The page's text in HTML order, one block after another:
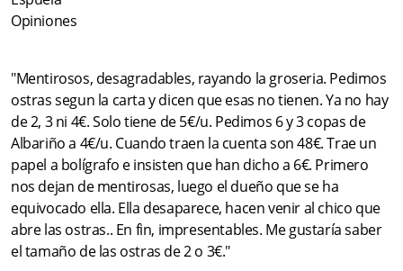
"Mentirosos, desagradables, rayando la groseria. Pedimos
ostras segun la carta y dicen que esas no tienen. Ya no hay
de 2, 3 ni 4€. Solo tiene de 5€/u. Pedimos 6 y 3 copas de
Albariño a 4€/u. Cuando traen la cuenta son 48€. Trae un
papel a bolígrafo e insisten que han dicho a 6€. Primero
nos dejan de mentirosas, luego el dueño que se ha
equivocado ella. Ella desaparece, hacen venir al chico que
abre las ostras.. En fin, impresentables. Me gustaría saber
el tamaño de las ostras de 2 o 3€."